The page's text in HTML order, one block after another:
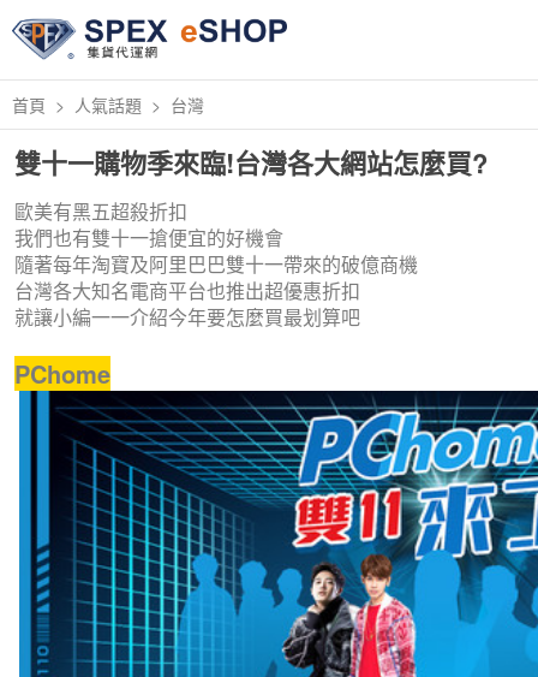
首頁 人氣話題 台灣
雙十一購物季來臨!台灣各大網站怎麼買?
歐美有黑五超殺折扣
我們也有雙十一搶便宜的好機會
隨著每年淘寶及阿里巴巴雙十一帶來的破億商機
台灣各大知名電商平台也推出超優惠折扣
就讓小編一一介紹今年要怎麼買最划算吧
PChome